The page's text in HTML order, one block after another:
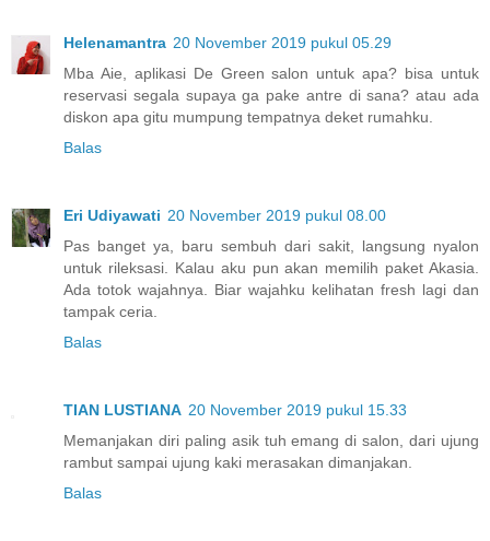
Helenamantra 20 November 2019 pukul 05.29
Mba Aie, aplikasi De Green salon untuk apa? bisa untuk
reservasi segala supaya ga pake antre di sana? atau ada
diskon apa gitu mumpung tempatnya deket rumahku.
Balas
Eri Udiyawati 20 November 2019 pukul 08.00
Pas banget ya, baru sembuh dari sakit, langsung nyalon
untuk rileksasi. Kalau aku pun akan memilih paket Akasia.
Ada totok wajahnya. Biar wajahku kelihatan fresh lagi dan
tampak ceria.
Balas
TIAN LUSTIANA 20 November 2019 pukul 15.33
Memanjakan diri paling asik tuh emang di salon, dari ujung
rambut sampai ujung kaki merasakan dimanjakan.
Balas